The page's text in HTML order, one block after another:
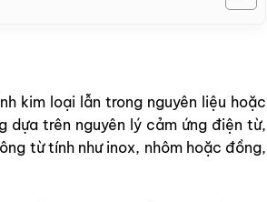
kim loại lẫn trong nguyên liệu hoặc
dựa trên nguyên lý cảm ứng điện từ,
từ tính như inox, nhôm hoặc đồng,